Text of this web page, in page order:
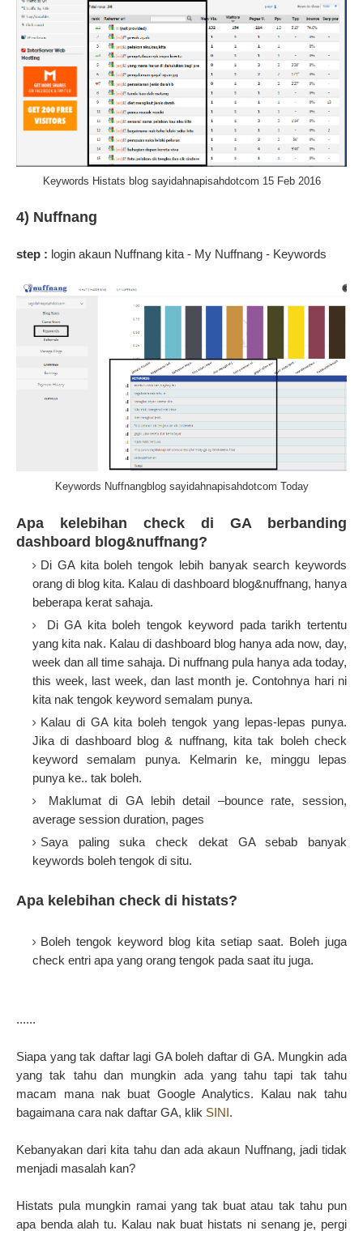
Keywords Histats blog sayidahnapisahdotcom 15 Feb 2016
4) Nuffnang
step : login akaun Nuffnang kita - My Nuffnang - Keywords
Keywords Nuffnangblog sayidahnapisahdotcom Today
Apa kelebihan check di GA berbanding
dashboard blog&nuffnang?
Di GA kita boleh tengok lebih banyak search keywords
orang di blog kita. Kalau di dashboard blog&nuffnang, hanya
beberapa kerat sahaja.
Di GA kita boleh tengok keyword pada tarikh tertentu
yang kita nak. Kalau di dashboard blog hanya ada now, day,
week dan all time sahaja. Di nuffnang pula hanya ada today,
this week, last week, dan last month je. Contohnya hari ni
kita nak tengok keyword semalam punya.
Kalau di GA kita boleh tengok yang lepas-lepas punya.
Jika di dashboard blog & nuffnang, kita tak boleh check
keyword semalam punya. Kelmarin ke, minggu lepas
punya ke.. tak boleh.
Maklumat di GA lebih detail –bounce rate, session,
average session duration, pages
Saya paling suka check dekat GA sebab banyak
keywords boleh tengok di situ.
Apa kelebihan check di histats?
Boleh tengok keyword blog kita setiap saat. Boleh juga
check entri apa yang orang tengok pada saat itu juga.
......
Siapa yang tak daftar lagi GA boleh daftar di GA. Mungkin ada
yang tak tahu dan mungkin ada yang tahu tapi tak tahu
macam mana nak buat Google Analytics. Kalau nak tahu
bagaimana cara nak daftar GA, klik SINI.
Kebanyakan dari kita tahu dan ada akaun Nuffnang, jadi tidak
menjadi masalah kan?
Histats pula mungkin ramai yang tak buat atau tak tahu pun
apa benda alah tu. Kalau nak buat histats ni senang je, pergi